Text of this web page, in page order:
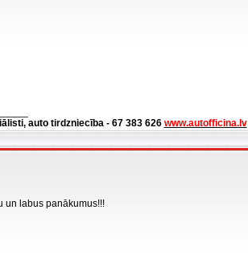
auto tirdzniecība - 67 383 626 www.autofficina.lv
un labus panākumus!!!